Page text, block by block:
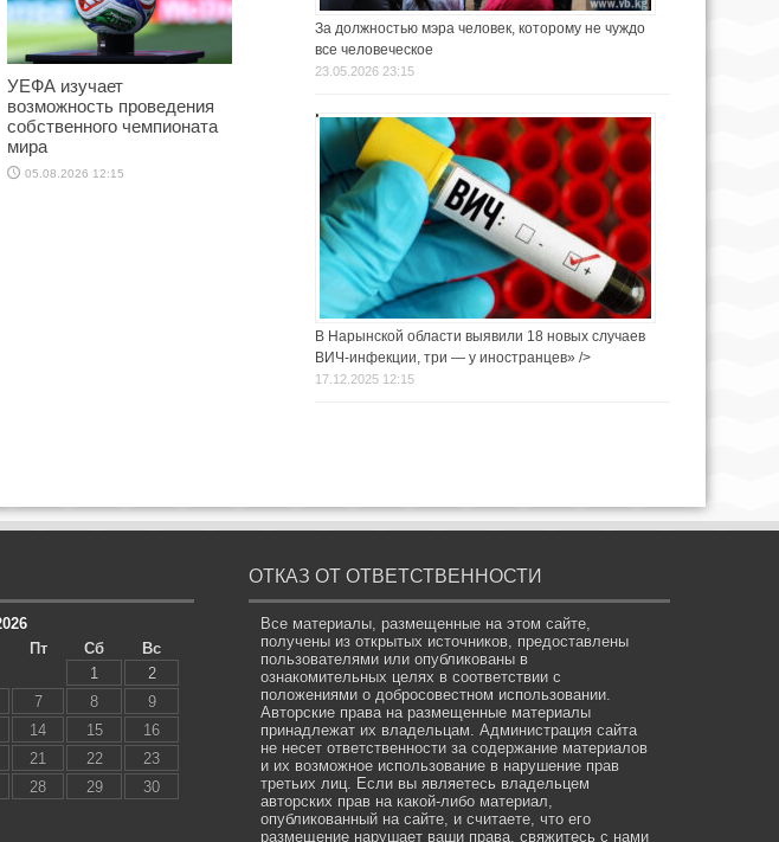
УЕФА изучает
возможность проведения
собственного чемпионата
мира
05.08.2026 12:15
За должностью мэра человек, которому не чуждо
все человеческое
23.05.2026 23:15
В Нарынской области выявили 18 новых случаев
ВИЧ-инфекции, три — у иностранцев» />
17.12.2025 12:15
Пт Сб
Вс
1
2
7 8
9
14 15
16
21 22
23
28 29
30
ОТКАЗ ОТ ОТВЕТСТВЕННОСТИ
Все материалы, размещенные на этом сайте,
получены из открытых источников, предоставлены
пользователями или опубликованы в
ознакомительных целях в соответствии с
положениями о добросовестном использовании.
Авторские права на размещенные материалы
принадлежат их владельцам. Администрация сайта
не несет ответственности за содержание материалов
и их возможное использование в нарушение прав
третьих лиц. Если вы являетесь владельцем
авторских прав на какой-либо материал,
опубликованный на сайте, и считаете, что его
размещение нарушает ваши права, свяжитесь с нами